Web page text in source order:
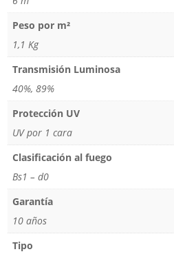
Peso por m²
1,1 Kg
Transmisión Luminosa
40%, 89%
Protección UV
UV por 1 cara
Clasificación al fuego
Bs1 – d0
Garantía
10 años
Tipo